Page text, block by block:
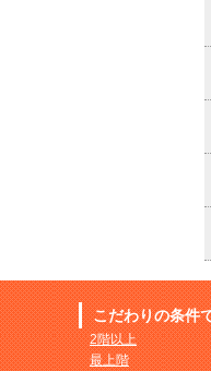
こだわりの条件
2階以上
最上階